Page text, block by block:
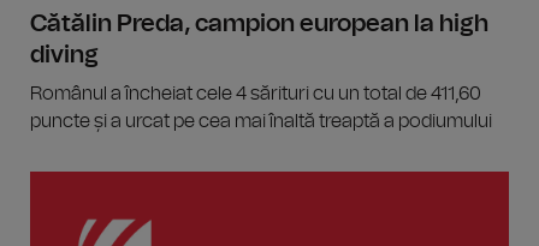
Cătălin Preda, campion european la high
diving
Românul a încheiat cele 4 sărituri cu un total de 411,60
puncte și a urcat pe cea mai înaltă treaptă a podiumului